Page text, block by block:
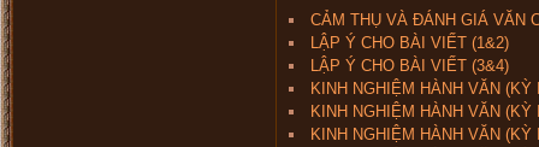
CẢM THỤ VÀ ĐÁNH GIÁ VĂN
LẬP Ý CHO BÀI VIẾT (1&2)
LẬP Ý CHO BÀI VIẾT (3&4)
KINH NGHIỆM HÀNH VĂN (KỲ
KINH NGHIỆM HÀNH VĂN (KỲ
KINH NGHIỆM HÀNH VĂN (KỲ